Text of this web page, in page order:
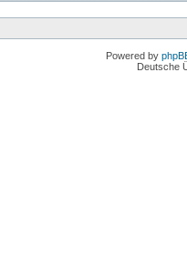
Powered by
Deutsche